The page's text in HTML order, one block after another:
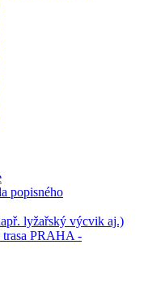
popisného
lyžařský výcvik aj.)
PRAHA -